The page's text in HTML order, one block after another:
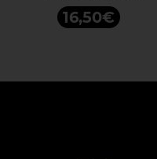
16,50€